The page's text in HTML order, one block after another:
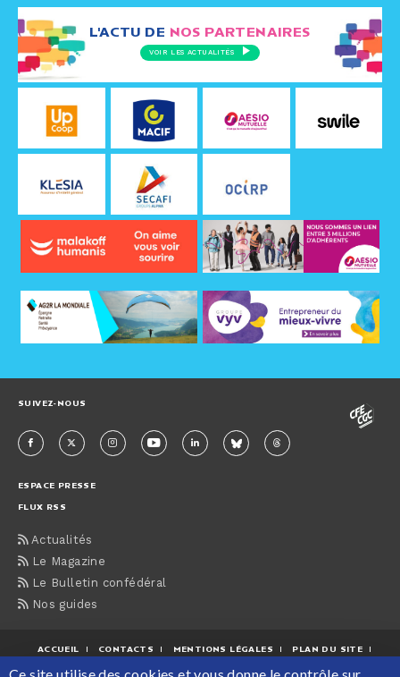
L'ACTU DE NOS PARTENAIRES
VOIR LES ACTUALITÉS
SUIVEZ-NOUS
ESPACE PRESSE
FLUX RSS
Actualités
Le Magazine
Le Bulletin confédéral
Nos guides
ACCUEIL CONTACTS MENTIONS LÉGALES PLAN DU SITE
PROTECTION DES DONNÉES PERSONNELLES